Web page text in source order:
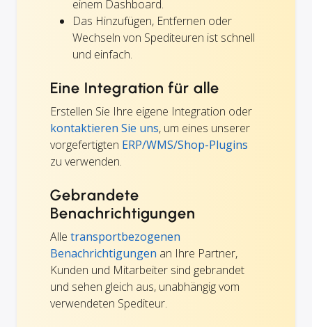
einem Dashboard.
Das Hinzufügen, Entfernen oder
Wechseln von Spediteuren ist schnell
und einfach.
Eine Integration für alle
Erstellen Sie Ihre eigene Integration oder
kontaktieren Sie uns, um eines unserer
vorgefertigten ERP/WMS/Shop-Plugins
zu verwenden.
Gebrandete
Benachrichtigungen
Alle transportbezogenen
Benachrichtigungen an Ihre Partner,
Kunden und Mitarbeiter sind gebrandet
und sehen gleich aus, unabhängig vom
verwendeten Spediteur.